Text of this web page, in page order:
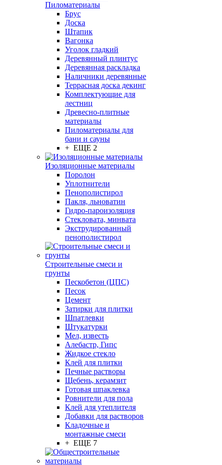
Пиломатериалы
Брус
Доска
Штапик
Вагонка
Уголок гладкий
Деревянный плинтус
Деревянная раскладка
Наличники деревянные
Террасная доска декинг
Комплектующие для
лестниц
Древесно-плитные
материалы
Пиломатериалы для
бани и сауны
+ ЕЩЕ 2
Изоляционные материалы
Поролон
Уплотнители
Пенополистирол
Пакля, льноватин
Гидро-пароизоляция
Стекловата, минвата
Экструдированный
пенополистирол
Строительные смеси и
грунты
Пескобетон (ЦПС)
Песок
Цемент
Затирки для плитки
Шпатлевки
Штукатурки
Мел, известь
Алебастр, Гипс
Жидкое стекло
Клей для плитки
Печные растворы
Щебень, керамзит
Готовая шпаклевка
Ровнители для пола
Клей для утеплителя
Добавки для растворов
Кладочные и
монтажные смеси
+ ЕЩЕ 7